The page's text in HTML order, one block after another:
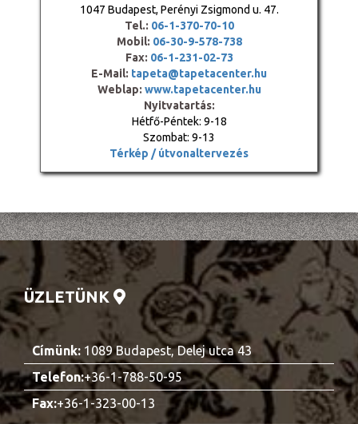
1047 Budapest, Perényi Zsigmond u. 47.
Tel.: 06-1-370-70-10
Mobil: 06-30-9-578-738
Fax: 06-1-231-02-73
E-Mail: tapeta@tapetacenter.hu
Weblap: www.tapetacenter.hu
Nyitvatartás:
Hétfő-Péntek: 9-18
Szombat: 9-13
Térkép / útvonaltervezés
ÜZLETÜNK
Címünk: 1089 Budapest, Delej utca 43
Telefon:+36-1-788-50-95
Fax:+36-1-323-00-13